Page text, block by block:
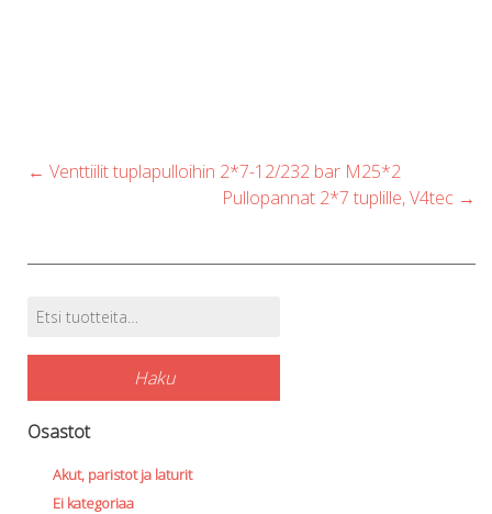
Post
← Venttiilit tuplapulloihin 2*7-12/232 bar M25*2
Pullopannat 2*7 tuplille, V4tec →
Tuotehaku
Etsi:
Haku
Osastot
Akut, paristot ja laturit
Ei kategoriaa